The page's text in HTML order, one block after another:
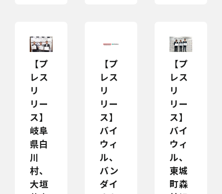
【プ
レス
リ
リー
ス】
岐阜
県白
川
村、
大垣
【プ
レス
リ
リー
ス】
バイ
ウィ
ル、
バン
ダイ
【プ
レス
リ
リー
ス】
バイ
ウィ
ル、
東城
町森